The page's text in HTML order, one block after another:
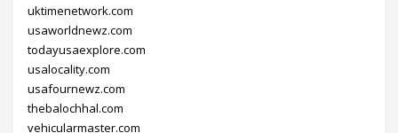
uktimenetwork.com
usaworldnewz.com
todayusaexplore.com
usalocality.com
usafournewz.com
thebalochhal.com
vehicularmaster.com